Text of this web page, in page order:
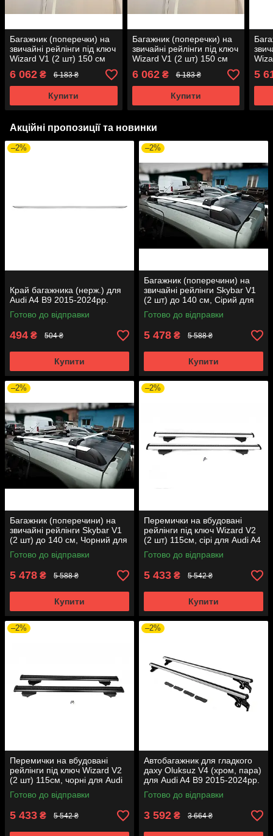
Багажник (поперечки) на
звичайні рейлінги під ключ
Wizard V1 (2 шт) 150 см
Сірий для Audi A4 B8
2007-2015р.
6 062 ₴ 6 183 ₴
Купити
Багажник (поперечки) на
звичайні рейлінги під ключ
Wizard V1 (2 шт) 150 см
Сірий для Range Rover
Evoque 2012-2018р.
6 062₴ 6 183 ₴
Купити
5
Акційні пропозиції та новинки
–2%
Край багажника (нерж.) для
Audi A4 B9 2015-2024рр.
Готово до відправки
494 ₴ 504 ₴
Купити
–2%
Багажник (поперечини) на
звичайні рейлінги Skybar V1
(2 шт) до 140 см, Сірий для
Ауди A4 B9 2015-2024 рр
Готово до відправки
5 478 ₴ 5 588 ₴
Купити
–2%
Багажник (поперечини) на
звичайні рейлінги Skybar V1
(2 шт) до 140 см, Чорний для
Ауди A4 B9 2015-2024 рр
Готово до відправки
5 478 ₴ 5 588 ₴
Купити
–2%
Перемички на вбудовані
рейлінги під ключ Wizard V2
(2 шт) 115см, сірі для Audi A4
B9 2015-2024р.
Готово до відправки
5 433 ₴ 5 542 ₴
Купити
–2%
Перемички на вбудовані
рейлінги під ключ Wizard V2
(2 шт) 115см, чорні для Audi
A4 B9 2015-2024рр.
Готово до відправки
5 433 ₴ 5 542 ₴
–2%
Автобагажник для гладкого
даху Oluksuz V4 (хром, пара)
для Audi A4 B9 2015-2024рр.
Готово до відправки
3 592 ₴ 3 664 ₴